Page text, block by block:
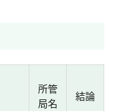
所管
局名
結論